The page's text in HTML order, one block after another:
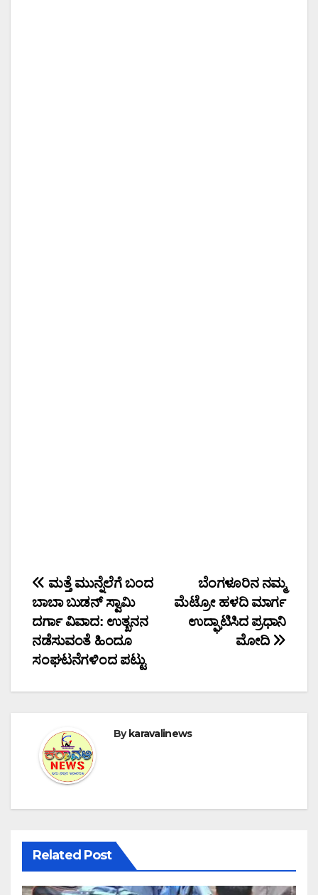
Post
navigation
ಬೆಂಗಳೂರಿನ ನಮ್ಮ
ಮೆಟ್ರೋ ಹಳದಿ ಮಾರ್ಗ
ಉದ್ಘಾಟಿಸಿದ ಪ್ರಧಾನಿ
ಮೋದಿ
ಮತ್ತೆ ಮುನ್ನೆಲೆಗೆ ಬಂದ
ಬಾಬಾ ಬುಡನ್ ಸ್ವಾಮಿ
ದರ್ಗಾ ವಿವಾದ: ಉತ್ಖನನ
ನಡೆಸುವಂತೆ ಹಿಂದೂ
ಸಂಘಟನೆಗಳಿಂದ ಪಟ್ಟು
Bykaravalinews
Related Post